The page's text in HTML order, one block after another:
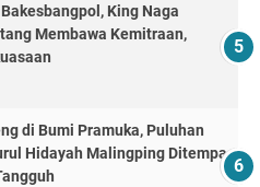
King Naga
Membawa Kemitraan,
di Bumi Pramuka, Puluhan
Hidayah Malingping Ditempa